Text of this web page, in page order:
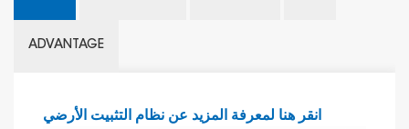
ADVANTAGE
انقر هنا لمعرفة المزيد عن نظام التثبيت الأرضي